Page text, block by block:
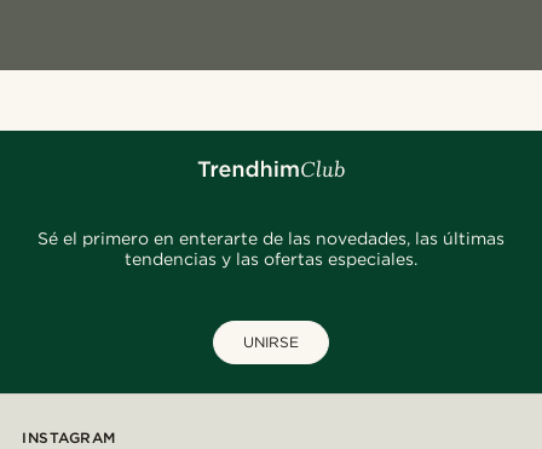
Sé el primero en enterarte de las novedades, las últimas
tendencias y las ofertas especiales.
UNIRSE
INSTAGRAM